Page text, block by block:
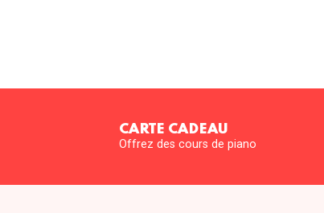
CARTE CADEAU
Offrez des cours de piano